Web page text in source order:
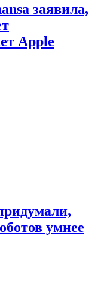
заявила,
Apple
умнее